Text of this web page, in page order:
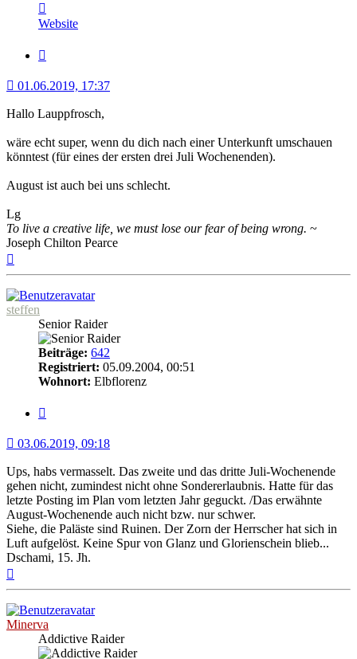
von
Minerva
Website
01.06.2019, 17:37
Hallo Lauppfrosch,
wäre echt super, wenn du dich nach einer Unterkunft umschauen
könntest (für eines der ersten drei Juli Wochenenden).
August ist auch bei uns schlecht.
Lg
To live a creative life, we must lose our fear of being wrong. ~
Joseph Chilton Pearce
steffen
Senior Raider
Beiträge: 642
Registriert: 05.09.2004, 00:51
Wohnort: Elbflorenz
03.06.2019, 09:18
Ups, habs vermasselt. Das zweite und das dritte Juli-Wochenende
gehen nicht, zumindest nicht ohne Sondererlaubnis. Hatte für das
letzte Posting im Plan vom letzten Jahr geguckt. /Das erwähnte
August-Wochenende auch nicht bzw. nur schwer.
Siehe, die Paläste sind Ruinen. Der Zorn der Herrscher hat sich in
Luft aufgelöst. Keine Spur von Glanz und Glorienschein blieb...
Dschami, 15. Jh.
Minerva
Addictive Raider